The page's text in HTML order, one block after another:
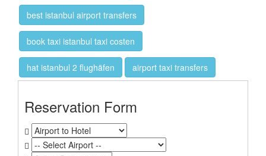
best istanbul airport transfers
book taxi istanbul taxi costen
hat istanbul 2 flughäfen airport taxi transfers
Reservation Form